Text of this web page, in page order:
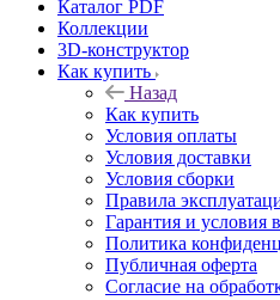
Каталог PDF
Коллекции
3D-конструктор
Как купить
Назад
Как купить
Условия оплаты
Условия доставки
Условия сборки
Правила
Гарантия и условия
Политика
Публичная оферта
Согласие на